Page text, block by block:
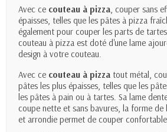
Avec ce couteau à pizza , couper sans
épaisses, telles que les pâtes à pizza
également pour couper les parts de
couteau à pizza est doté d'une lame
design à votre couteau.
Avec ce couteau à pizza tout métal,
pâtes les plus épaisses, telles que les
les pâtes à pain ou à tartes. Sa lame
coupe nette et sans bavures, la forme de
et arrondie permet de couper